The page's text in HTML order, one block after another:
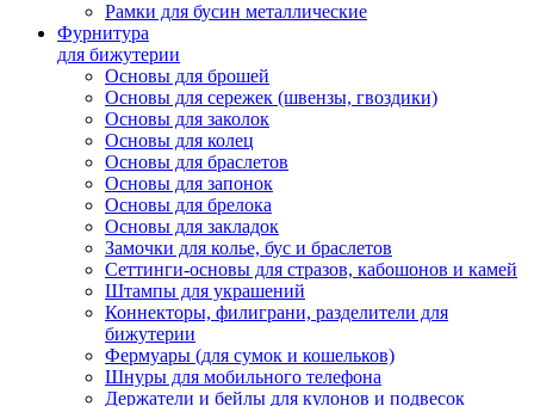
Рамки для бусин металлические
Фурнитура
для бижутерии
Основы для брошей
Основы для сережек (швензы, гвоздики)
Основы для заколок
Основы для колец
Основы для браслетов
Основы для запонок
Основы для брелока
Основы для закладок
Замочки для колье, бус и браслетов
Сеттинги-основы для стразов, кабошонов и камей
Штампы для украшений
Коннекторы, филиграни, разделители для
бижутерии
Фермуары (для сумок и кошельков)
Шнуры для мобильного телефона
Держатели и бейлы для кулонов и подвесок